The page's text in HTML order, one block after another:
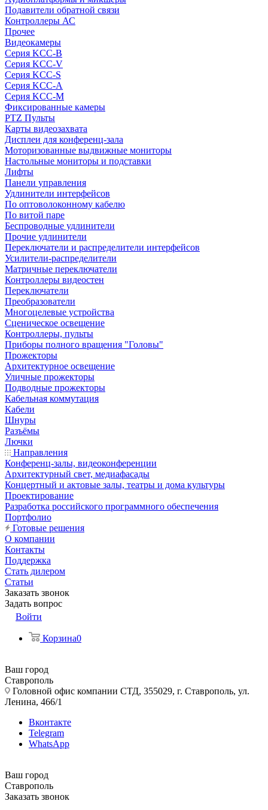
Подавители обратной связи
Контроллеры АС
Прочее
Видеокамеры
Серия KCC-B
Серия KCC-V
Серия KCC-S
Серия KCC-A
Серия KCC-M
Фиксированные камеры
PTZ Пульты
Карты видеозахвата
Дисплеи для конференц-зала
Моторизованные выдвижные мониторы
Настольные мониторы и подставки
Лифты
Панели управления
Удлинители интерфейсов
По оптоволоконному кабелю
По витой паре
Беспроводные удлинители
Прочие удлинители
Переключатели и распределители интерфейсов
Усилители-распределители
Матричные переключатели
Контроллеры видеостен
Переключатели
Преобразователи
Многоцелевые устройства
Сценическое освещение
Контроллеры, пульты
Приборы полного вращения "Головы"
Прожекторы
Архитектурное освещение
Уличные прожекторы
Подводные прожекторы
Кабельная коммутация
Кабели
Шнуры
Разъёмы
Лючки
Направления
Конференц-залы, видеоконференции
Архитектурный свет, медиафасады
Концертный и актовые залы, театры и дома культуры
Проектирование
Разработка российского программного обеспечения
Портфолио
Готовые решения
О компании
Контакты
Поддержка
Стать дилером
Статьи
Заказать звонок
Задать вопрос
Войти
Корзина0
Ваш город
Ставрополь
Головной офис компании СТД, 355029, г. Ставрополь, ул.
Ленина, 466/1
Вконтакте
Telegram
WhatsApp
Ваш город
Ставрополь
Заказать звонок